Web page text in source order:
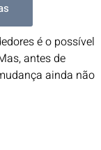
é o possível
antes de
ainda não